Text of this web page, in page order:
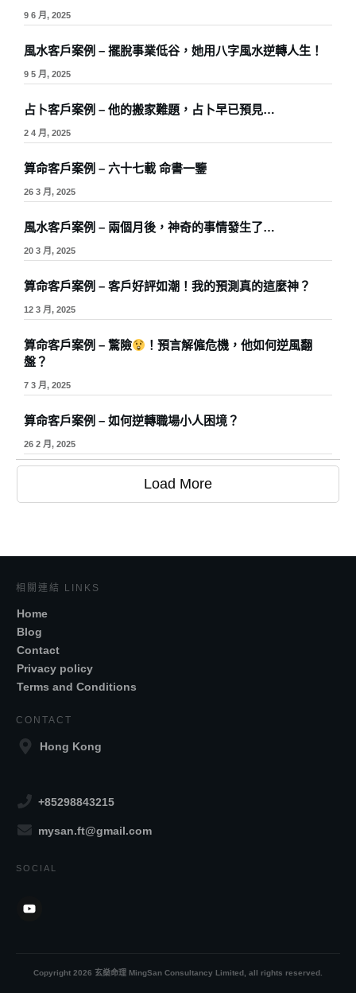
9 6 月, 2025
風水客戶案例 – 擺脫事業低谷，她用八字風水逆轉人生！
9 5 月, 2025
占卜客戶案例 – 他的搬家難題，占卜早已預見…
2 4 月, 2025
算命客戶案例 – 六十七載 命書一鑒
26 3 月, 2025
風水客戶案例 – 兩個月後，神奇的事情發生了…
20 3 月, 2025
算命客戶案例 – 客戶好評如潮！我的預測真的這麼神？
12 3 月, 2025
算命客戶案例 – 驚險
！預言解僱危機，他如何逆風翻
盤？
7 3 月, 2025
算命客戶案例 – 如何逆轉職場小人困境？
26 2 月, 2025
Load More
相關連結 LINKS
Home
Blog
Contact
Privacy policy
Terms and Conditions
CONTACT
Hong Kong
+85298843215
mysan.ft@gmail.com
SOCIAL
Copyright 2026 玄燊命理 MingSan Consultancy Limited , all rights reserved.